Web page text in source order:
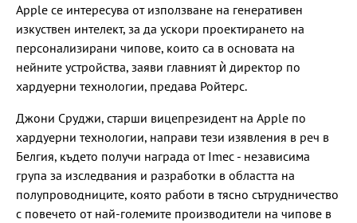
Apple се интересува от използване на генеративен
изкуствен интелект, за да ускори проектирането на
персонализирани чипове, които са в основата на
нейните устройства, заяви главният ѝ директор по
хардуерни технологии, предава Ройтерс.
Джони Сруджи, старши вицепрезидент на Apple по
хардуерни технологии, направи тези изявления в реч в
Белгия, където получи награда от Imec - независима
група за изследвания и разработки в областта на
полупроводниците, която работи в тясно сътрудничество
с повечето от най-големите производители на чипове в